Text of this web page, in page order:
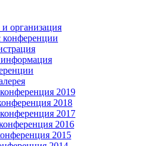
организация
конференции
2019
2018
2017
2016
2015